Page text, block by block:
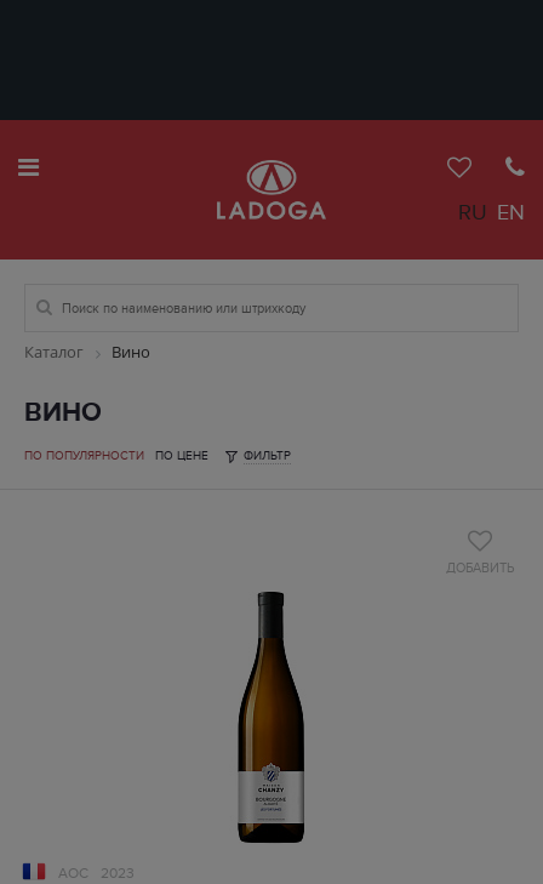
RU EN
Каталог Вино
ВИНО
ПО ПОПУЛЯРНОСТИ ПО ЦЕНЕ ФИЛЬТР
ДОБАВИТЬ
AOC
2023